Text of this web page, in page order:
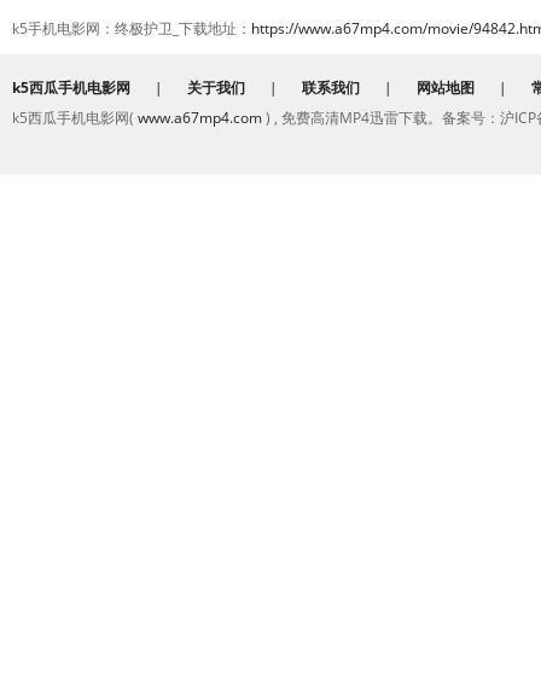
k5手机电影网：终极护卫_下载地址： https://www.a67mp4.com/movie/
k5西瓜手机电影网 | 关于我们 | 联系我们 | 网站地图 |
k5西瓜手机电影网( www.a67mp4.com) , 免费高清MP4迅雷下载。备案号：沪